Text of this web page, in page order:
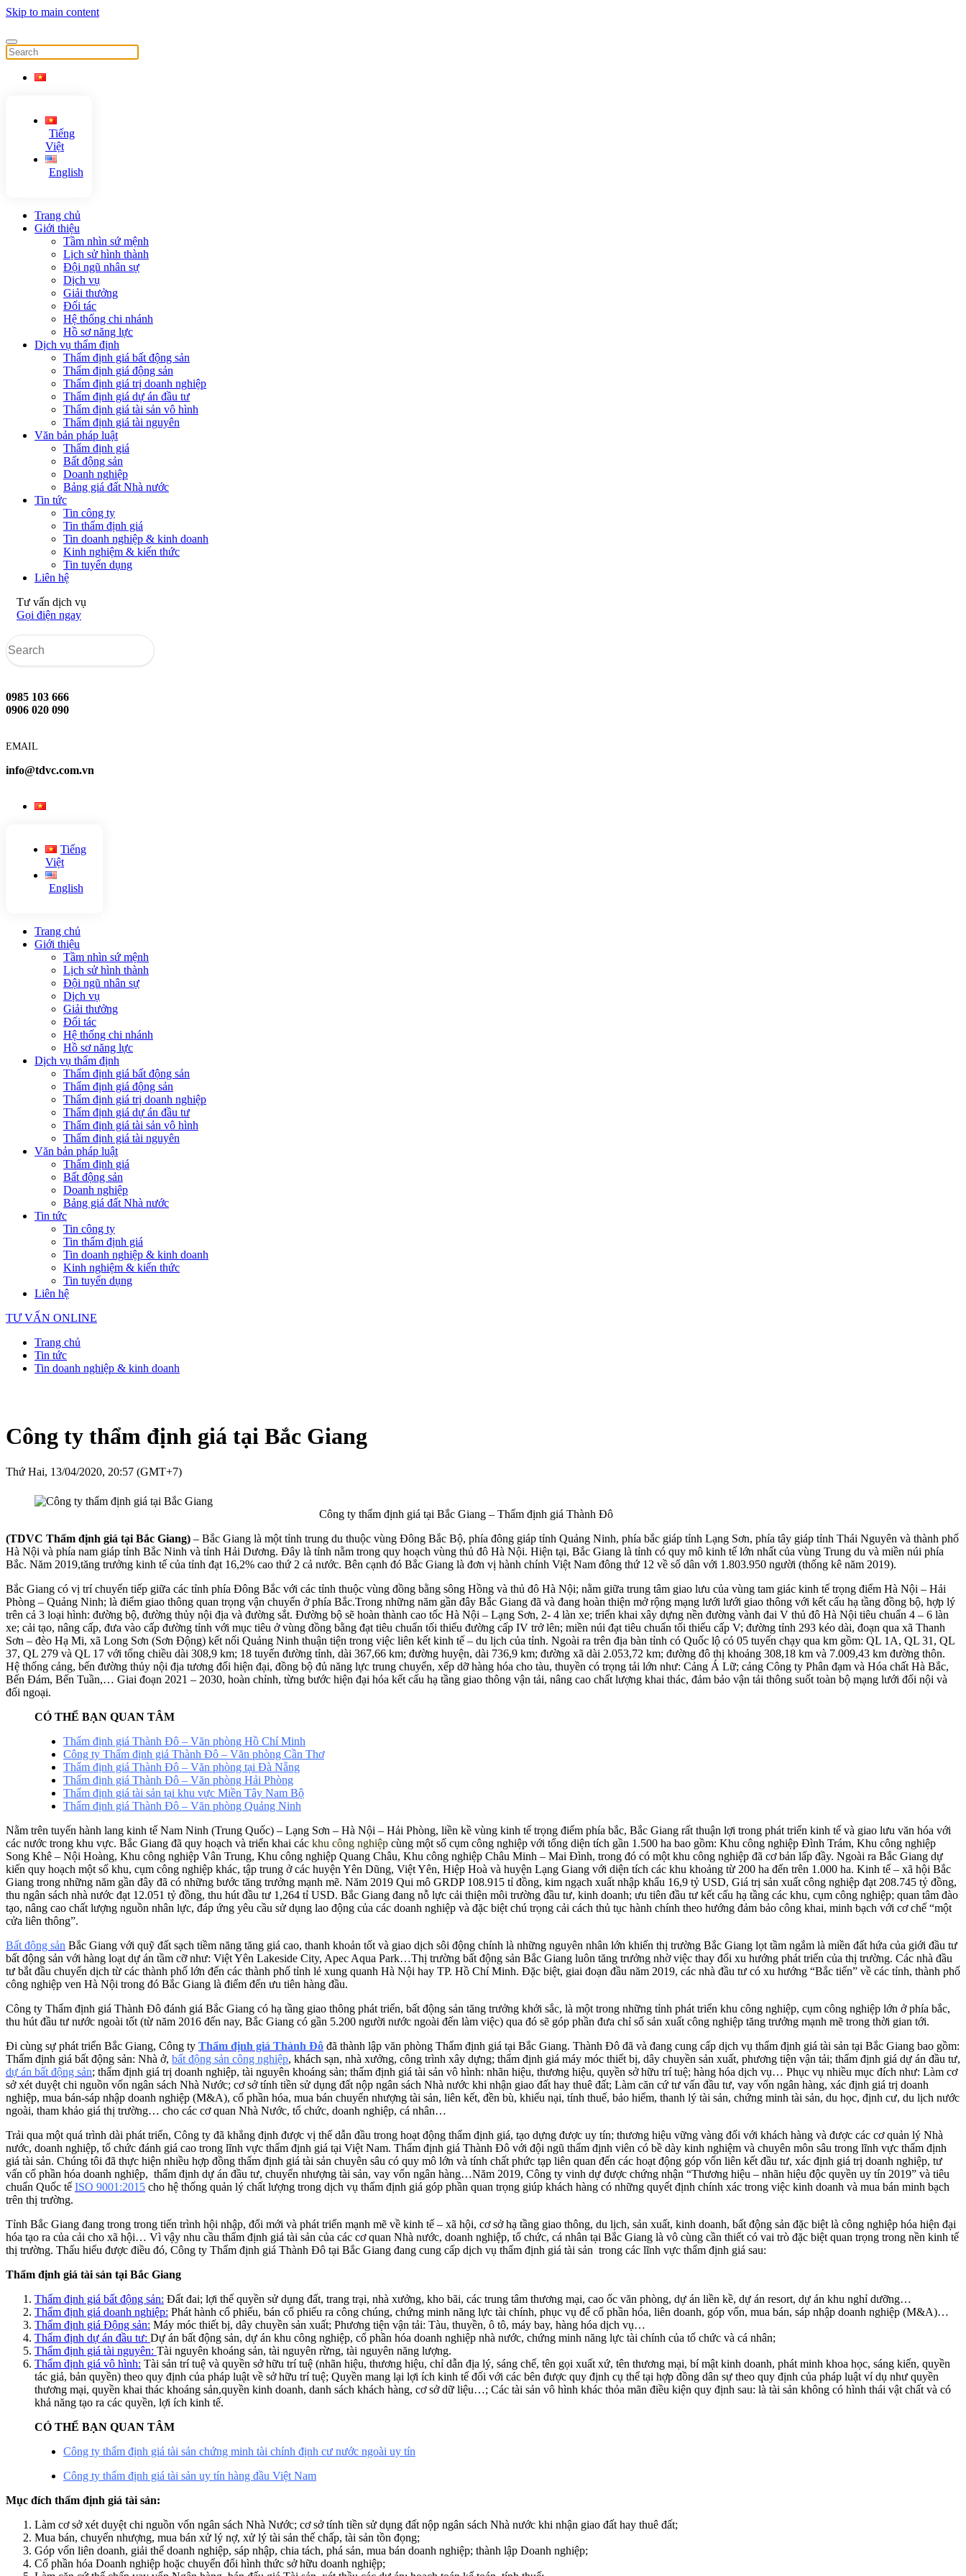
Skip to main content
Tiếng
Việt
English
Trang chủ
Giới thiệu
Tầm nhìn sứ mệnh
Lịch sử hình thành
Đội ngũ nhân sự
Dịch vụ
Giải thưởng
Đối tác
Hệ thống chi nhánh
Hồ sơ năng lực
Dịch vụ thẩm định
Thẩm định giá bất động sản
Thẩm định giá động sản
Thẩm định giá trị doanh nghiệp
Thẩm định giá dự án đầu tư
Thẩm định giá tài sản vô hình
Thẩm định giá tài nguyên
Văn bản pháp luật
Thẩm định giá
Bất động sản
Doanh nghiệp
Bảng giá đất Nhà nước
Tin tức
Tin công ty
Tin thẩm định giá
Tin doanh nghiệp & kinh doanh
Kinh nghiệm & kiến thức
Tin tuyển dụng
Liên hệ
Tư vấn dịch vụ
Gọi điện ngay
0985 103 666
0906 020 090
EMAIL
info@tdvc.com.vn
Tiếng
Việt
English
Trang chủ
Giới thiệu
Tầm nhìn sứ mệnh
Lịch sử hình thành
Đội ngũ nhân sự
Dịch vụ
Giải thưởng
Đối tác
Hệ thống chi nhánh
Hồ sơ năng lực
Dịch vụ thẩm định
Thẩm định giá bất động sản
Thẩm định giá động sản
Thẩm định giá trị doanh nghiệp
Thẩm định giá dự án đầu tư
Thẩm định giá tài sản vô hình
Thẩm định giá tài nguyên
Văn bản pháp luật
Thẩm định giá
Bất động sản
Doanh nghiệp
Bảng giá đất Nhà nước
Tin tức
Tin công ty
Tin thẩm định giá
Tin doanh nghiệp & kinh doanh
Kinh nghiệm & kiến thức
Tin tuyển dụng
Liên hệ
TƯ VẤN ONLINE
Trang chủ
Tin tức
Tin doanh nghiệp & kinh doanh
Công ty thẩm định giá tại Bắc Giang
Thứ Hai, 13/04/2020, 20:57 (GMT+7)
Công ty thẩm định giá tại Bắc Giang – Thẩm định giá Thành Đô
(TDVC Thẩm định giá tại Bắc Giang) – Bắc Giang là một tỉnh trung du thuộc vùng Đông Bắc Bộ, phía đông giáp tỉnh Quảng Ninh, phía bắc giáp tỉnh Lạng Sơn, phía tây giáp tỉnh Thái Nguyên và thành phố
Hà Nội và phía nam giáp tỉnh Bắc Ninh và tỉnh Hải Dương. Đây là tỉnh nằm trong quy hoạch vùng thủ đô Hà Nội. Hiện tại, Bắc Giang là tỉnh có quy mô kinh tế lớn nhất của vùng Trung du và miền núi phía
Bắc. Năm 2019,tăng trưởng kinh tế của tỉnh đạt 16,2% cao thứ 2 cả nước. Bên cạnh đó Bắc Giang là đơn vị hành chính Việt Nam đông thứ 12 về số dân với 1.803.950 người (thống kê năm 2019).
Bắc Giang có vị trí chuyển tiếp giữa các tỉnh phía Đông Bắc với các tỉnh thuộc vùng đồng bằng sông Hồng và thủ đô Hà Nội; nằm giữa trung tâm giao lưu của vùng tam giác kinh tế trọng điểm Hà Nội – Hải
Phòng – Quảng Ninh; là điểm giao thông quan trọng vận chuyển ở phía Bắc.Trong những năm gần đây Bắc Giang đã và đang hoàn thiện mở rộng mạng lưới lưới giao thông với kết cấu hạ tầng đồng bộ, hợp lý
trên cả 3 loại hình: đường bộ, đường thủy nội địa và đường sắt. Đường bộ sẽ hoàn thành cao tốc Hà Nội – Lạng Sơn, 2- 4 làn xe; triển khai xây dựng nền đường vành đai V thủ đô Hà Nội tiêu chuẩn 4 – 6 làn
xe; cải tạo, nâng cấp, đưa vào cấp đường tỉnh với mục tiêu ở vùng đồng bằng đạt tiêu chuẩn tối thiểu đường cấp IV trở lên; miền núi đạt tiêu chuẩn tối thiểu cấp V; đường tỉnh 293 kéo dài, đoạn qua xã Thanh
Sơn – đèo Hạ Mi, xã Long Sơn (Sơn Động) kết nối Quảng Ninh thuận tiện trong việc liên kết kinh tế – du lịch của tỉnh. Ngoài ra trên địa bàn tỉnh có Quốc lộ có 05 tuyến chạy qua km gồm: QL 1A, QL 31, QL
37, QL 279 và QL 17 với tổng chiều dài 308,9 km; 18 tuyến đường tỉnh, dài 367,66 km; đường huyện, dài 736,9 km; đường xã dài 2.053,72 km; đường đô thị khoảng 308,18 km và 7.009,43 km đường thôn.
Hệ thống cảng, bến đường thủy nội địa tương đối hiện đại, đồng bộ đủ năng lực trung chuyển, xếp dỡ hàng hóa cho tàu, thuyền có trọng tải lớn như: Cảng Á Lữ; cảng Công ty Phân đạm và Hóa chất Hà Bắc,
Bến Đám, Bến Tuần,… Giai đoạn 2021 – 2030, hoàn chỉnh, từng bước hiện đại hóa kết cấu hạ tầng giao thông vận tải, nâng cao chất lượng khai thác, đảm bảo vận tải thông suốt toàn bộ mạng lưới đối nội và
đối ngoại.
CÓ THỂ BẠN QUAN TÂM
Thẩm định giá Thành Đô – Văn phòng Hồ Chí Minh
Công ty Thẩm định giá Thành Đô – Văn phòng Cần Thơ
Thẩm định giá Thành Đô – Văn phòng tại Đà Nẵng
Thẩm định giá Thành Đô – Văn phòng Hải Phòng
Thẩm định giá tài sản tại khu vực Miền Tây Nam Bộ
Thẩm định giá Thành Đô – Văn phòng Quảng Ninh
Nằm trên tuyến hành lang kinh tế Nam Ninh (Trung Quốc) – Lạng Sơn – Hà Nội – Hải Phòng, liền kề vùng kinh tế trọng điểm phía bắc, Bắc Giang rất thuận lợi trong phát triển kinh tế và giao lưu văn hóa với
các nước trong khu vực. Bắc Giang đã quy hoạch và triển khai các khu công nghiệp cùng một số cụm công nghiệp với tổng diện tích gần 1.500 ha bao gồm: Khu công nghiệp Đình Trám, Khu công nghiệp
Song Khê – Nội Hoàng, Khu công nghiệp Vân Trung, Khu công nghiệp Quang Châu, Khu công nghiệp Châu Minh – Mai Đình, trong đó có một khu công nghiệp đã cơ bản lấp đầy. Ngoài ra Bắc Giang dự
kiến quy hoạch một số khu, cụm công nghiệp khác, tập trung ở các huyện Yên Dũng, Việt Yên, Hiệp Hoà và huyện Lạng Giang với diện tích các khu khoảng từ 200 ha đến trên 1.000 ha. Kinh tế – xã hội Bắc
Giang trong những năm gần đây đã có những bước tăng trưởng mạnh mẽ. Năm 2019 Qui mô GRDP 108.915 tỉ đồng, kim ngạch xuất nhập khẩu 16,9 tỷ USD, Giá trị sản xuất công nghiệp đạt 208.745 tỷ đồng,
thu ngân sách nhà nước đạt 12.051 tỷ đồng, thu hút đầu tư 1,264 tỉ USD. Bắc Giang đang nỗ lực cải thiện môi trường đầu tư, kinh doanh; ưu tiên đầu tư kết cấu hạ tầng các khu, cụm công nghiệp; quan tâm đào
tạo, nâng cao chất lượng nguồn nhân lực, đáp ứng yêu cầu sử dụng lao động của các doanh nghiệp và đặc biệt chú trọng cải cách thủ tục hành chính theo hướng đảm bảo công khai, minh bạch với cơ chế “một
cửa liên thông”.
Bất động sản Bắc Giang với quỹ đất sạch tiềm năng tăng giá cao, thanh khoản tốt và giao dịch sôi động chính là những nguyên nhân lớn khiến thị trường Bắc Giang lọt tầm ngắm là miền đất hứa của giới đầu tư
bất động sản với hàng loạt dự án tầm cỡ như: Việt Yên Lakeside City, Apec Aqua Park…Thị trường bất động sản Bắc Giang luôn tăng trưởng nhờ việc thay đổi xu hướng phát triển của thị trường. Các nhà đầu
tư bắt đầu chuyển dịch từ các thành phố lớn đến các thành phố tỉnh lẻ xung quanh Hà Nội hay TP. Hồ Chí Minh. Đặc biệt, giai đoạn đầu năm 2019, các nhà đầu tư có xu hướng “Bắc tiến” về các tỉnh, thành phố
công nghiệp ven Hà Nội trong đó Bắc Giang là điểm đến ưu tiên hàng đầu.
Công ty Thẩm định giá Thành Đô đánh giá Bắc Giang có hạ tầng giao thông phát triển, bất động sản tăng trưởng khởi sắc, là một trong những tỉnh phát triển khu công nghiệp, cụm công nghiệp lớn ở phía bắc,
thu hút đầu tư nước ngoài tốt (từ năm 2016 đến nay, Bắc Giang có gần 5.200 người nước ngoài đến làm việc) qua đó sẽ góp phần đưa chỉ số sản xuất công nghiệp tăng trưởng mạnh mẽ trong thời gian tới.
Đi cùng sự phát triển Bắc Giang, Công ty Thẩm định giá Thành Đô đã thành lập văn phòng Thẩm định giá tại Bắc Giang. Thành Đô đã và đang cung cấp dịch vụ thẩm định giá tài sản tại Bắc Giang bao gồm:
Thẩm định giá bất động sản: Nhà ở, bất động sản công nghiệp, khách sạn, nhà xưởng, công trình xây dựng; thẩm định giá máy móc thiết bị, dây chuyền sản xuất, phương tiện vận tải; thẩm định giá dự án đầu tư,
dự án bất động sản; thẩm định giá trị doanh nghiệp, tài nguyên khoáng sản; thẩm định giá tài sản vô hình: nhãn hiệu, thương hiệu, quyền sở hữu trí tuệ; hàng hóa dịch vụ… Phục vụ nhiều mục đích như: Làm cơ
sở xét duyệt chi nguồn vốn ngân sách Nhà Nước; cơ sở tính tiền sử dụng đất nộp ngân sách Nhà nước khi nhận giao đất hay thuê đất; Làm căn cứ tư vấn đầu tư, vay vốn ngân hàng, xác định giá trị doanh
nghiệp, mua bán-sáp nhập doanh nghiệp (M&A), cổ phần hóa, mua bán chuyển nhượng tài sản, liên kết, đền bù, khiếu nại, tính thuế, bảo hiểm, thanh lý tài sản, chứng minh tài sản, du học, định cư, du lịch nước
ngoài, tham khảo giá thị trường… cho các cơ quan Nhà Nước, tổ chức, doanh nghiệp, cá nhân…
Trải qua một quá trình dài phát triển, Công ty đã khẳng định được vị thế dẫn đầu trong hoạt động thẩm định giá, tạo dựng được uy tín; thương hiệu vững vàng đối với khách hàng và được các cơ quản lý Nhà
nước, doanh nghiệp, tổ chức đánh giá cao trong lĩnh vực thẩm định giá tại Việt Nam. Thẩm định giá Thành Đô với đội ngũ thẩm định viên có bề dày kinh nghiệm và chuyên môn sâu trong lĩnh vực thẩm định
giá tài sản. Chúng tôi đã thực hiện nhiều hợp đồng thẩm định giá tài sản chuyên sâu có quy mô lớn và tính chất phức tạp liên quan đến các hoạt động góp vốn liên kết đầu tư, xác định giá trị doanh nghiệp, tư
vấn cổ phần hóa doanh nghiệp, thẩm định dự án đầu tư, chuyển nhượng tài sản, vay vốn ngân hàng…Năm 2019, Công ty vinh dự được chứng nhận “Thương hiệu – nhãn hiệu độc quyền uy tín 2019” và tiêu
chuẩn Quốc tế ISO 9001:2015 cho hệ thống quản lý chất lượng trong dịch vụ thẩm định giá góp phần quan trọng giúp khách hàng có những quyết định chính xác trong việc kinh doanh và mua bán minh bạch
trên thị trường.
Tỉnh Bắc Giang đang trong trong tiến trình hội nhập, đổi mới và phát triển mạnh mẽ về kinh tế – xã hội, cơ sở hạ tầng giao thông, du lịch, sản xuất, kinh doanh, bất động sản đặc biệt là công nghiệp hóa hiện đại
hóa tạo ra của cải cho xã hội… Vì vậy nhu cầu thẩm định giá tài sản của các cơ quan Nhà nước, doanh nghiệp, tổ chức, cá nhân tại Bắc Giang là vô cùng cần thiết có vai trò đặc biệt quan trọng trong nền kinh tế
thị trường. Thấu hiểu được điều đó, Công ty Thẩm định giá Thành Đô tại Bắc Giang đang cung cấp dịch vụ thẩm định giá tài sản trong các lĩnh vực thẩm định giá sau:
Thẩm định giá tài sản tại Bắc Giang
Thẩm định giá bất động sản: Đất đai; lợi thế quyền sử dụng đất, trang trại, nhà xưởng, kho bãi, các trung tâm thương mại, cao ốc văn phòng, dự án liền kề, dự án resort, dự án khu nghỉ dưỡng…
Thẩm định giá doanh nghiệp: Phát hành cổ phiếu, bán cổ phiếu ra công chúng, chứng minh năng lực tài chính, phục vụ để cổ phần hóa, liên doanh, góp vốn, mua bán, sáp nhập doanh nghiệp (M&A)…
Thẩm định giá Động sản: Máy móc thiết bị, dây chuyền sản xuất; Phương tiện vận tải: Tàu, thuyền, ô tô, máy bay, hàng hóa dịch vụ…
Thẩm định dự án đầu tư: Dự án bất động sản, dự án khu công nghiệp, cổ phần hóa doanh nghiệp nhà nước, chứng minh năng lực tài chính của tổ chức và cá nhân;
Thẩm định giá tài nguyên: Tài nguyên khoáng sản, tài nguyên rừng, tài nguyên năng lượng.
Thẩm định giá vô hình: Tài sản trí tuệ và quyền sở hữu trí tuệ (nhãn hiệu, thương hiệu, chỉ dẫn địa lý, sáng chế, tên gọi xuất xứ, tên thương mại, bí mật kinh doanh, phát minh khoa học, sáng kiến, quyền
tác giả, bản quyền) theo quy định của pháp luật về sở hữu trí tuệ; Quyền mang lại lợi ích kinh tế đối với các bên được quy định cụ thể tại hợp đồng dân sự theo quy định của pháp luật ví dụ như quyền
thương mại, quyền khai thác khoáng sản,quyền kinh doanh, danh sách khách hàng, cơ sở dữ liệu…; Các tài sản vô hình khác thỏa mãn điều kiện quy định sau: là tài sản không có hình thái vật chất và có
khả năng tạo ra các quyền, lợi ích kinh tế.
CÓ THỂ BẠN QUAN TÂM
Công ty thẩm định giá tài sản chứng minh tài chính định cư nước ngoài uy tín
Công ty thẩm định giá tài sản uy tín hàng đầu Việt Nam
Mục đích thẩm định giá tài sản:
Làm cơ sở xét duyệt chi nguồn vốn ngân sách Nhà Nước; cơ sở tính tiền sử dụng đất nộp ngân sách Nhà nước khi nhận giao đất hay thuê đất;
Mua bán, chuyển nhượng, mua bán xử lý nợ, xử lý tài sản thế chấp, tài sản tồn đọng;
Góp vốn liên doanh, giải thể doanh nghiệp, sáp nhập, chia tách, phá sản, mua bán doanh nghiệp; thành lập Doanh nghiệp;
Cổ phần hóa Doanh nghiệp hoặc chuyển đổi hình thức sở hữu doanh nghiệp;